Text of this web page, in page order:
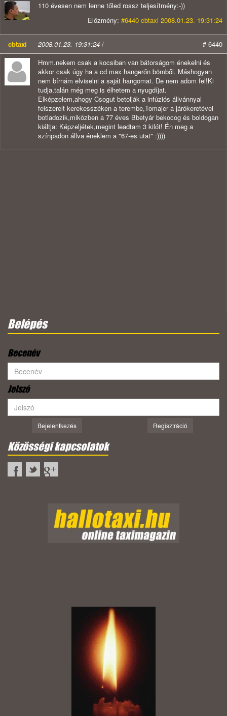
110 évesen nem lenne tőled rossz teljesítmény:-))
Előzmény: #6440 cbtaxi 2008.01.23. 19:31:24
cbtaxi 2008.01.23. 19:31:24 /
# 6440
Hmm.nekem csak a kocsiban van bátorságom énekelni és
akkor csak úgy ha a cd max hangerőn bömből. Máshogyan
nem bírnám elviselni a saját hangomat. De nem adom fel!Ki
tudja,talán még meg is élhetem a nyugdíjat.
Elképzelem,ahogy Csogut betolják a infúziós állvánnyal
felszerelt kerekesszéken a terembe,Tomajer a járókeretével
botladozik,miközben a 77 éves Bbetyár bekocog és boldogan
kiáltja: Képzeljétek,megint leadtam 3 kilót! Én meg a
színpadon állva éneklem a "67-es utat" :))))
Belépés
Becenév
Jelszó
Bejelentkezés Regisztráció
Közösségi kapcsolatok